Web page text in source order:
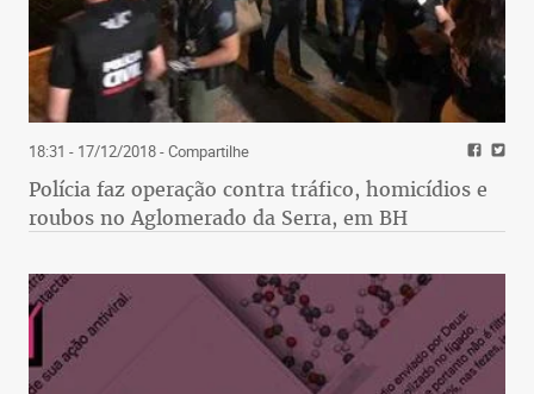
18:31 - 17/12/2018- Compartilhe
Polícia faz operação contra tráfico, homicídios e
roubos no Aglomerado da Serra, em BH